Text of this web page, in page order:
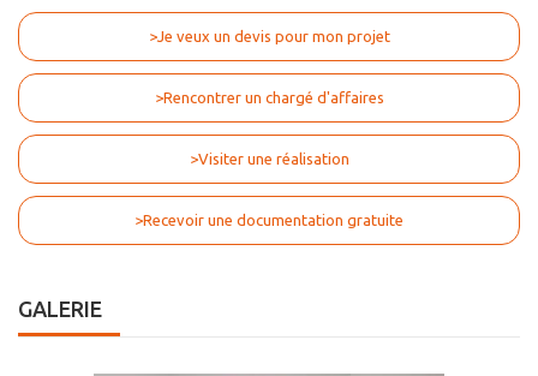
>Je veux un devis pour mon projet
>Rencontrer un chargé d'affaires
>Visiter une réalisation
>Recevoir une documentation gratuite
GALERIE